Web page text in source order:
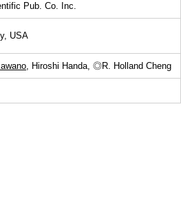
Pub. Co. Inc.
USA
, Hiroshi Handa, ◎R. Holland Cheng